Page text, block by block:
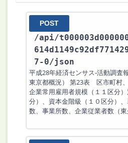
POST
/api/
7-0/json
平成28年経済センサス‐活動調査
東京都概況） 第23表 区市町村、
企業常用雇用者規模（１１区分
分）、資本金階級（１０区分）
数、事業所数、企業従業者数（東